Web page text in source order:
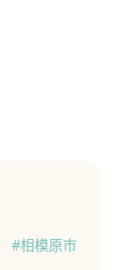
#相模原市